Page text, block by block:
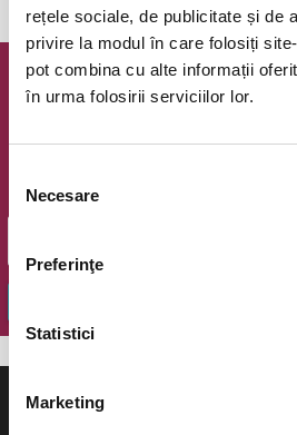
rețele sociale, de publicitate și de
privire la modul în care folosiți
pot combina cu alte informații
în urma folosirii serviciilor lor.
consimțământului
Necesare
Preferinţe
Statistici
Marketing
Newsletter @
Oferte exclusive si o editie
Email